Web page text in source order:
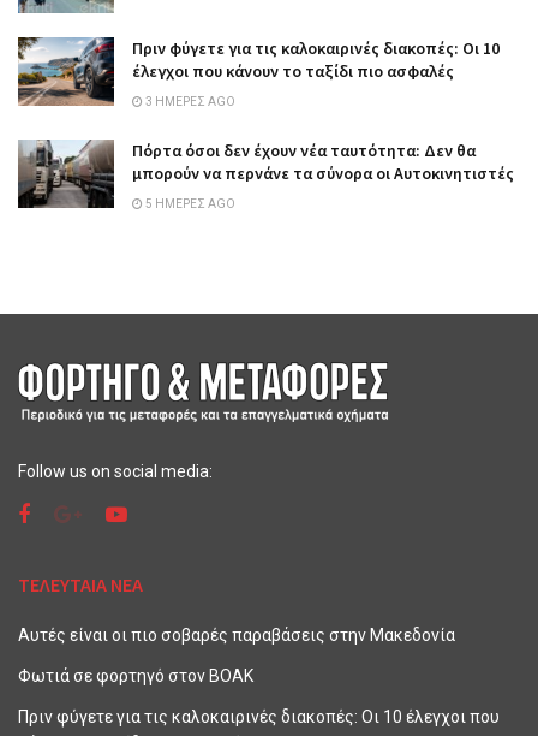
Πριν φύγετε για τις καλοκαιρινές διακοπές: Οι 10
έλεγχοι που κάνουν το ταξίδι πιο ασφαλές
3 ΗΜΈΡΕΣ AGO
Πόρτα όσοι δεν έχουν νέα ταυτότητα: Δεν θα
μπορούν να περνάνε τα σύνορα οι Αυτοκινητιστές
5 ΗΜΈΡΕΣ AGO
Follow us on social media:
ΤΕΛΕΥΤΑΙΑ ΝΕΑ
Αυτές είναι οι πιο σοβαρές παραβάσεις στην Μακεδονία
Φωτιά σε φορτηγό στον ΒΟΑΚ
Πριν φύγετε για τις καλοκαιρινές διακοπές: Οι 10 έλεγχοι που